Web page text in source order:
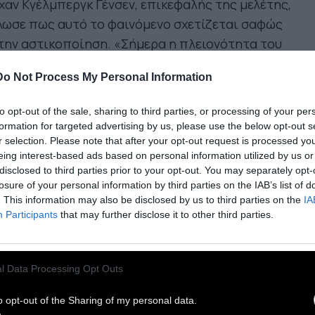
Not Process My Personal Information
opt-out of the sale, sharing to third parties, or processing of your
for targeted advertising by us, please use the below opt-out
selection. Please note that after your opt-out request is processed
interest-based ads based on personal information utilized by us
to third parties prior to your opt-out. You may separately
of your personal information by third parties on the IAB’s list of
This information may also be disclosed by us to third parties on the
Participants that may further disclose it to other third parties.
Data Processing Opt Outs
opt-out of the Sharing of my personal data.
Κγέλμπεργκ Γένσεν, επικεφαλής της μελέτης,
πως αυτό το φαινόμενο σχετίζεται σαφώς
αστικοποίηση. «Σήμερα η πλειονότητα του
ότι οι μελλοντικές γενιές ενδέχεται να
στην DWelle.
σημαίνει η αποξένωση από τη
των ανθρώπων από τη φύση
, σύμφωνα με τον ψυχολόγο Ντιρκ Στέμπερ,